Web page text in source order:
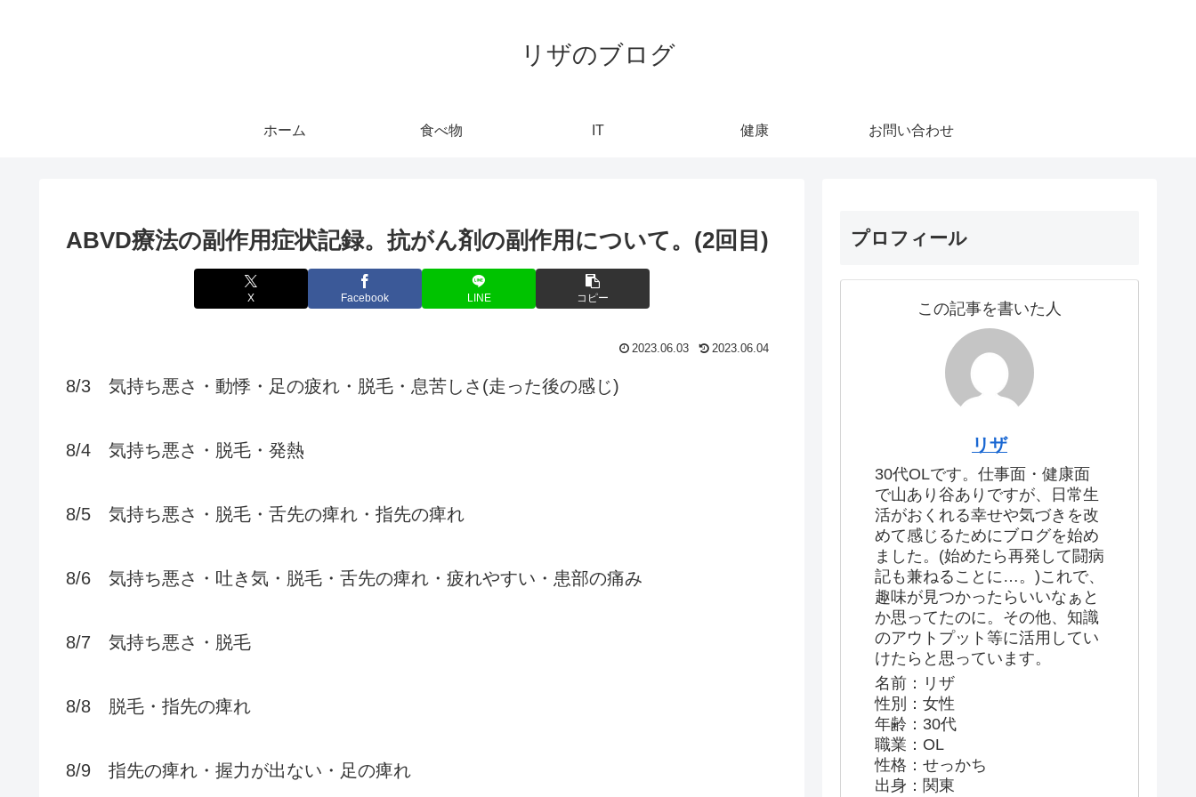
リザのブログ
ホーム 食べ物 IT 健康 お問い合わせ
ABVD療法の副作用症状記録。抗がん剤の副作用について。(2回目)
X Facebook LINE コピー
2023.06.03 2023.06.04
8/3 気持ち悪さ・動悸・足の疲れ・脱毛・息苦しさ(走った後の感じ)
8/4 気持ち悪さ・脱毛・発熱
8/5 気持ち悪さ・脱毛・舌先の痺れ・指先の痺れ
8/6 気持ち悪さ・吐き気・脱毛・舌先の痺れ・疲れやすい・患部の痛み
8/7 気持ち悪さ・脱毛
8/8 脱毛・指先の痺れ
8/9 指先の痺れ・握力が出ない・足の痺れ
プロフィール
この記事を書いた人
リザ
30代OLです。仕事面・健康面
で山あり谷ありですが、日常生
活がおくれる幸せや気づきを改
めて感じるためにブログを始め
ました。(始めたら再発して闘病
記も兼ねることに…。)これで、
趣味が見つかったらいいなぁと
か思ってたのに。その他、知識
のアウトプット等に活用してい
けたらと思っています。
名前：リザ
性別：女性
年齢：30代
職業：OL
性格：せっかち
出身：関東